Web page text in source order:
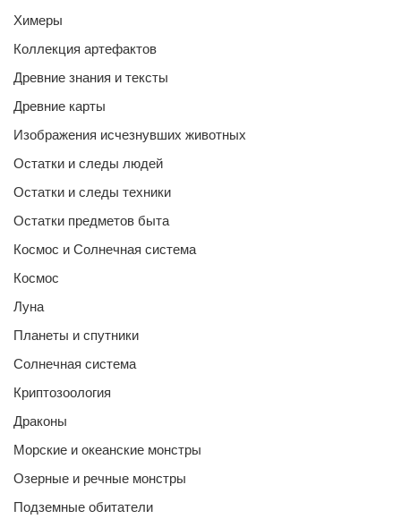
Химеры
Коллекция артефактов
Древние знания и тексты
Древние карты
Изображения исчезнувших животных
Остатки и следы людей
Остатки и следы техники
Остатки предметов быта
Космос и Солнечная система
Космос
Луна
Планеты и спутники
Солнечная система
Криптозоология
Драконы
Морские и океанские монстры
Озерные и речные монстры
Подземные обитатели